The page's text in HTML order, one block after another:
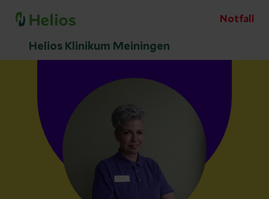
Notfall
Helios Klinikum Meiningen